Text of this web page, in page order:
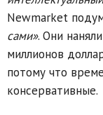
Newmarket
сами». Они наняли
миллионов
потому что
консервативные.